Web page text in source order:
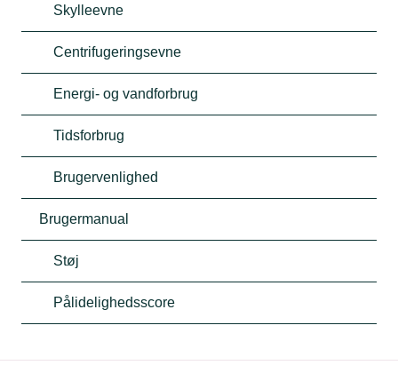
Skylleevne
Centrifugeringsevne
Energi- og vandforbrug
Tidsforbrug
Brugervenlighed
Brugermanual
Støj
Pålidelighedsscore